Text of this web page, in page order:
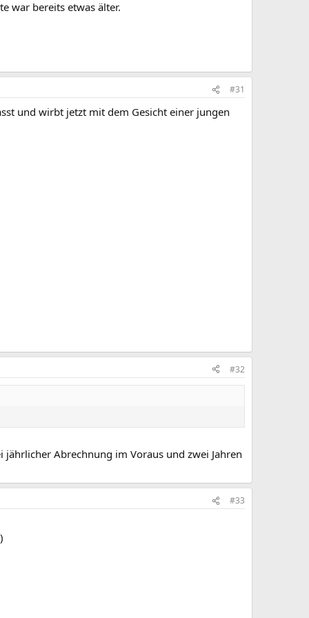
war bereits etwas älter.
#31
und wirbt jetzt mit dem Gesicht einer jungen
#32
Abrechnung im Voraus und zwei Jahren
#33